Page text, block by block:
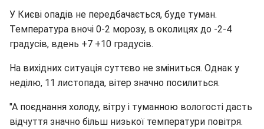
У Києві опадів не передбачається, буде туман.
Температура вночі 0-2 морозу, в околицях до -2-4
градусів, вдень +7 +10 градусів.
На вихідних ситуація суттєво не зміниться. Однак у
неділю, 11 листопада, вітер значно посилиться.
"А поєднання холоду, вітру і туманною вологості дасть
відчуття значно більш низької температури повітря.